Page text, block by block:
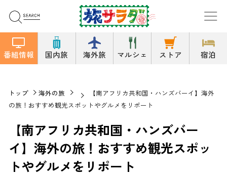
番組情報 国内旅 海外旅 マルシェ ストア 宿泊
トップ 海外の旅
【南アフリカ共和国・ハンズバーイ】海外
の旅！おすすめ観光スポットやグルメをリポート
【南アフリカ共和国・ハンズバー
イ】海外の旅！おすすめ観光スポッ
トやグルメをリポート